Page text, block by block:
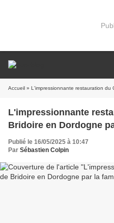
Accueil » L'impressionnante restauration du
L'impressionnante
Bridoire en Dordogne
Publié le 16/05/2025 à 10:47
Par Sébastien Colpin